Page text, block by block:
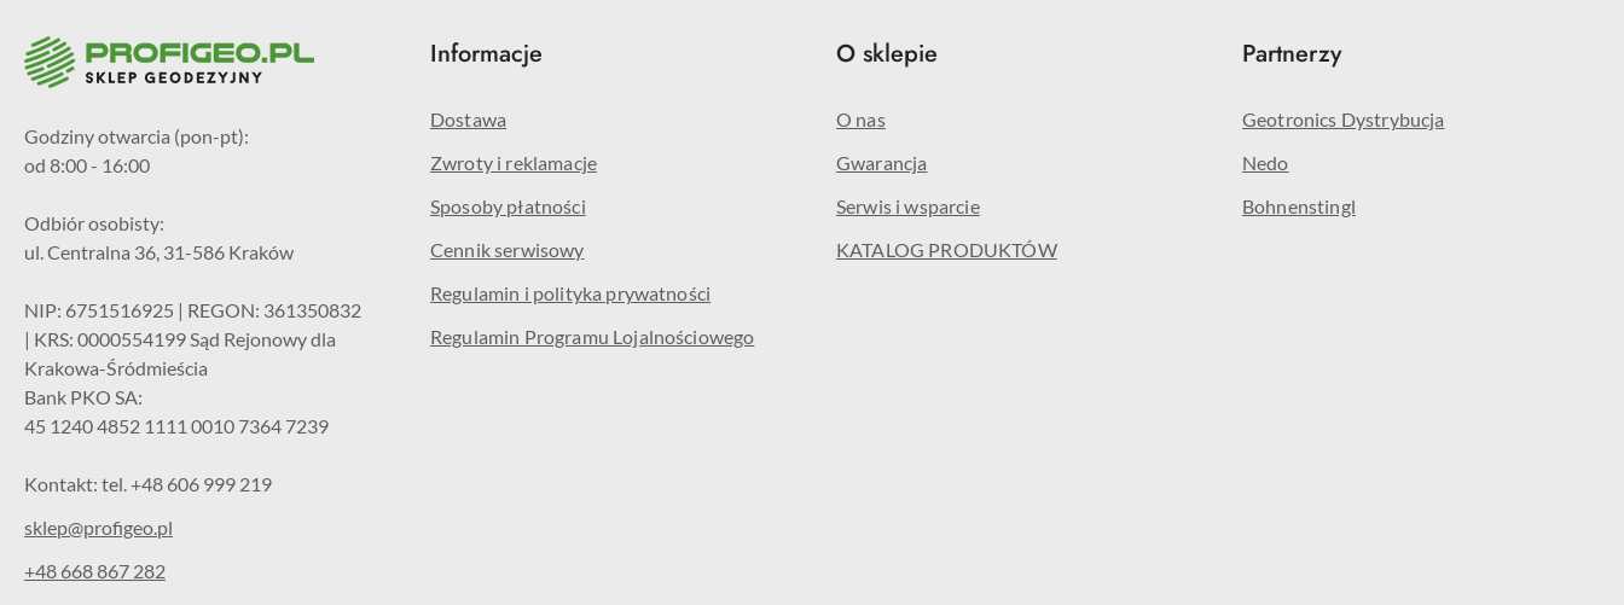
Godziny otwarcia (pon-pt):
od 8:00 - 16:00
Odbiór osobisty:
ul. Centralna 36, 31-586 Kraków
NIP: 6751516925 | REGON: 361350832
| KRS: 0000554199 Sąd Rejonowy dla
Krakowa-Śródmieścia
Bank PKO SA:
45 1240 4852 1111 0010 7364 7239
Kontakt: tel. +48 606 999 219
sklep@profigeo.pl
+48 668 867 282
Informacje
Dostawa
Zwroty i reklamacje
Sposoby płatności
Cennik serwisowy
Regulamin i polityka prywatności
Regulamin Programu Lojalnościowego
O sklepie
O nas
Gwarancja
Serwis i wsparcie
KATALOG PRODUKTÓW
Partnerzy
Geotronics Dystrybucja
Nedo
Bohnenstingl